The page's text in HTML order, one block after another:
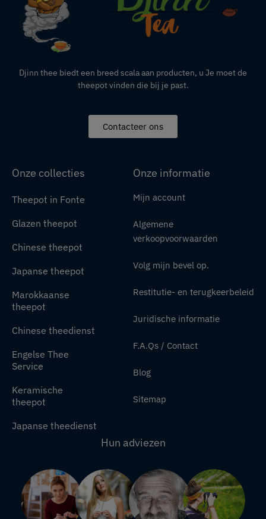
Djinn thee biedt een breed scala aan producten, u Je moet de
theepot vinden die bij je past.
Contacteer ons
Onze collecties
Theepot in Fonte
Glazen theepot
Chinese theepot
Japanse theepot
Marokkaanse
theepot
Chinese theedienst
Engelse Thee
Service
Keramische
theepot
Japanse theedienst
Onze informatie
Mijn account
Algemene
verkoopvoorwaarden
Volg mijn bevel op.
Restitutie- en terugkeerbeleid
Juridische informatie
F.A.Qs / Contact
Blog
Sitemap
Hun adviezen